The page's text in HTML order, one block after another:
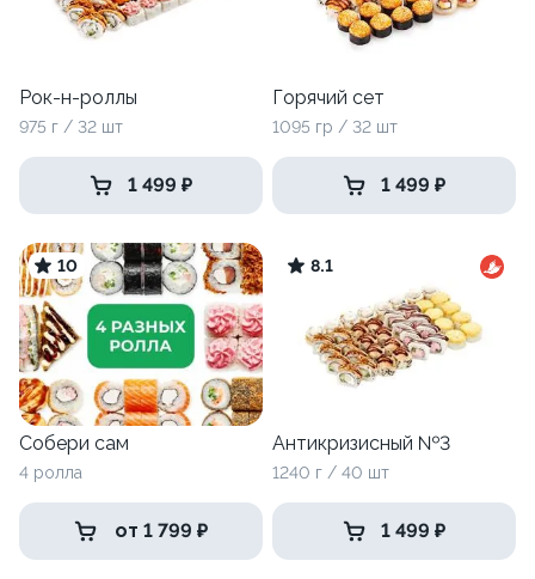
Рок-н-роллы
975 г / 32 шт
1 499 ₽
Горячий сет
1095 гр / 32 шт
1 499 ₽
10
Собери сам
4 ролла
от 1 799 ₽
8.1
Антикризисный №3
1240 г / 40 шт
1 499 ₽